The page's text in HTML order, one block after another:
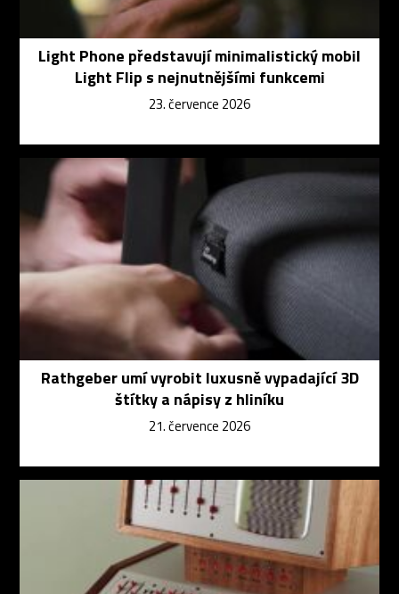
Light Phone představují minimalistický mobil
Light Flip s nejnutnějšími funkcemi
23. července 2026
Rathgeber umí vyrobit luxusně vypadající 3D
štítky a nápisy z hliníku
21. července 2026